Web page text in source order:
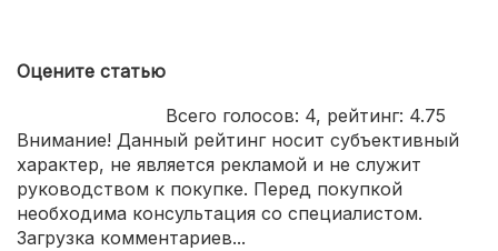
Оцените статью
Всего голосов: 4, рейтинг: 4.75
Внимание! Данный рейтинг носит субъективный
характер, не является рекламой и не служит
руководством к покупке. Перед покупкой
необходима консультация со специалистом.
Загрузка комментариев...